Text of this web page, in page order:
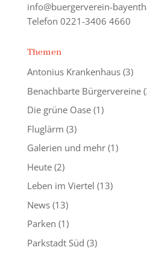
info@buergerverein-
Telefon 0221-3406 4660
Themen
Antonius Krankenhaus(3)
Benachbarte Bürgervereine
Die grüne Oase(1)
Fluglärm (3)
Galerien und mehr(1)
Heute(2)
Leben im Viertel (13)
News(13)
Parken (1)
Parkstadt Süd (3)